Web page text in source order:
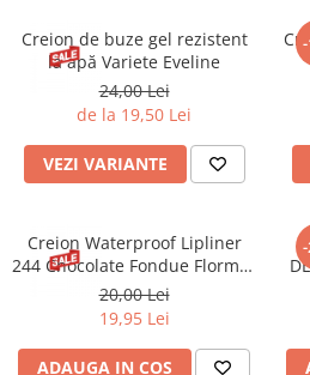
Creion dermatograf pleoape
Tus de ochi
Mascara (rimel)
Adeziv gene false
Scrub
Lip gloss/luciu buze
Ruj solid/lichid
Creion contur
Plasturi/Patch-uri
Sapun facial
Parfum/Apa de toaleta
dama/barbati
Produse pentru picioare
Produse Pentru Epilare
Periute dinti
Sampon Uscat
Creion de buze gel rezistent
la apă Variete Eveline
24,00 Lei
de la 19,50 Lei
VEZI VARIANTE
Creion Waterproof Lipliner
244 Chocolate Fondue Flormar
1.14 g
20,00 Lei
19,95 Lei
ADAUGA IN COS